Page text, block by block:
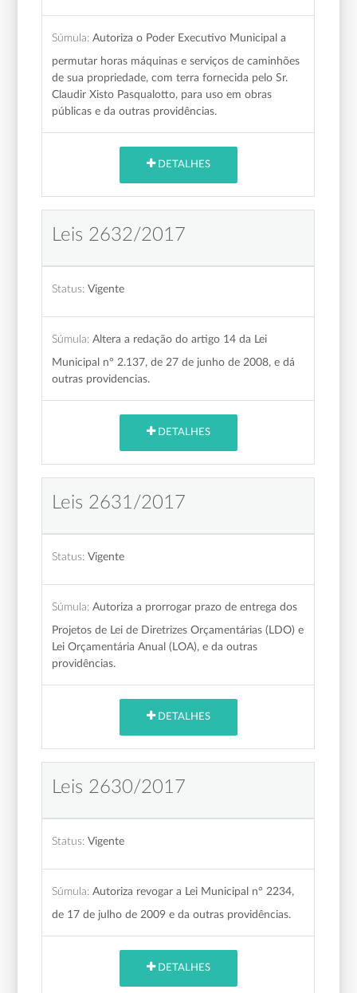
Súmula: Autoriza o Poder Executivo Municipal a
permutar horas máquinas e serviços de caminhões
de sua propriedade, com terra fornecida pelo Sr.
Claudir Xisto Pasqualotto, para uso em obras
públicas e da outras providências.
DETALHES
Leis 2632/2017
Status: Vigente
Súmula: Altera a redação do artigo 14 da Lei
Municipal n° 2.137, de 27 de junho de 2008, e dá
outras providencias.
DETALHES
Leis 2631/2017
Status: Vigente
Súmula: Autoriza a prorrogar prazo de entrega dos
Projetos de Lei de Diretrizes Orçamentárias (LDO) e
Lei Orçamentária Anual (LOA), e da outras
providências.
DETALHES
Leis 2630/2017
Status: Vigente
Súmula: Autoriza revogar a Lei Municipal n° 2234,
de 17 de julho de 2009 e da outras providências.
DETALHES